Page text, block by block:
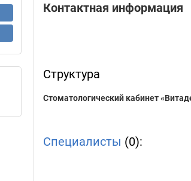
Контактная информация
Структура
Стоматологический кабинет
Специалисты (0):